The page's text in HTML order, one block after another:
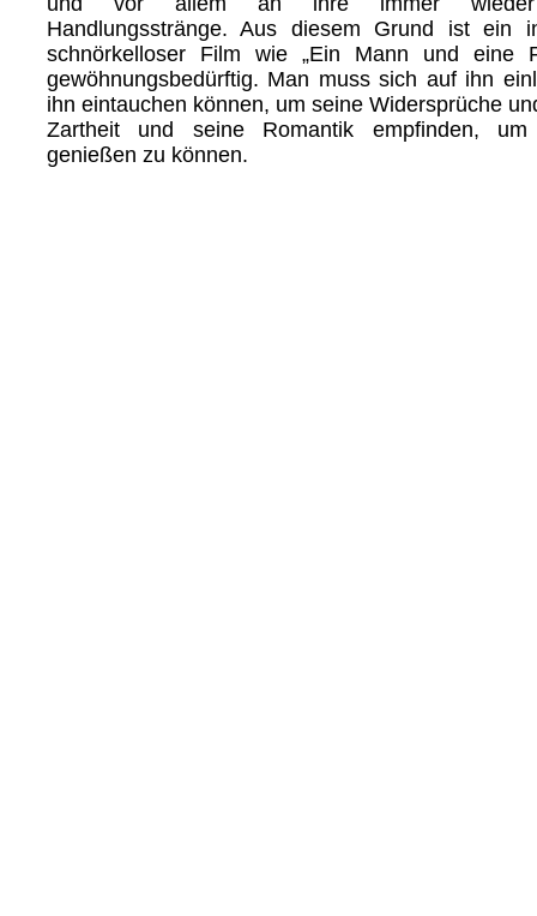
Handlungsstränge. Aus diesem Grund ist ein
schnörkelloser Film wie „Ein Mann und eine
gewöhnungsbedürftig. Man muss sich auf ihn
ihn eintauchen können, um seine Widersprüche
Zartheit und seine Romantik empfinden, um
genießen zu können.